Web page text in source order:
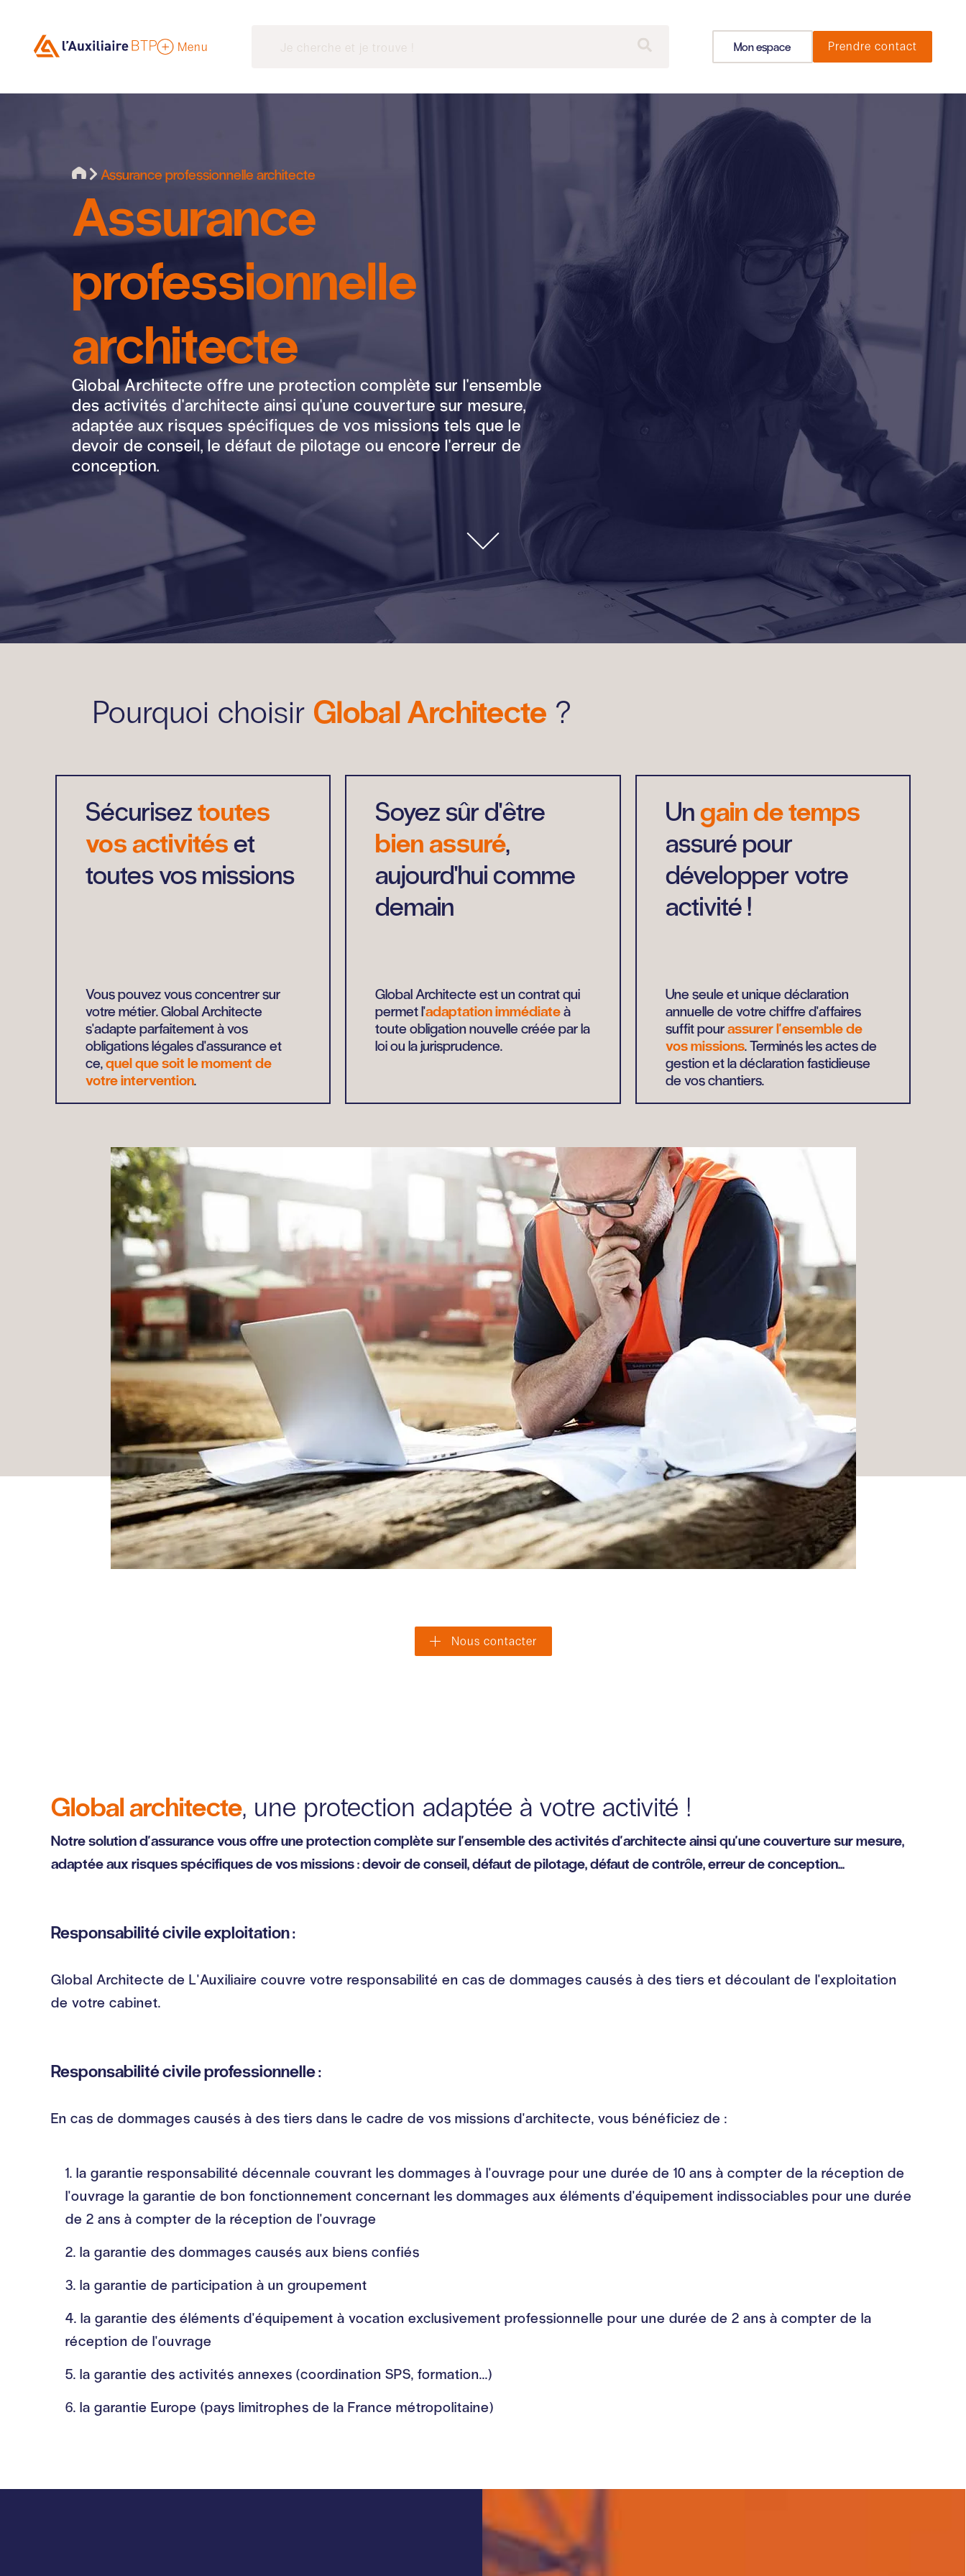
Menu Mon espace Prendre contact
Assurance professionnelle architecte
Assurance
professionnelle
architecte
Global Architecte offre une protection complète sur l'ensemble
des activités d'architecte ainsi qu'une couverture sur mesure,
adaptée aux risques spécifiques de vos missions tels que le
devoir de conseil, le défaut de pilotage ou encore l'erreur de
conception.
Pourquoi choisir Global Architecte ?
Sécuriseztoutes
vos activitéset
toutes vos missions
Vous pouvez vous concentrer sur
votre métier. Global Architecte
s'adapte parfaitement à vos
obligations légales d'assurance et
ce,quel que soit le moment de
votre intervention.
Soyez sûr d'être
bien assuré,
aujourd'hui comme
demain
Global Architecte est un contrat qui
permet l'adaptation immédiateà
toute obligation nouvelle créée par la
loi ou la jurisprudence.
Ungain de temps
assuré pour
développer votre
activité !
Une seule et unique déclaration
annuelle de votre chiffre d'affaires
suffit pourassurer l'ensemble de
vos missions. Terminés les actes de
gestion et la déclaration fastidieuse
de vos chantiers.
Nous contacter
Global architecte, une protection adaptée à votre activité !
Notre solution d'assurance vous offre une protection complète sur l'ensemble des activités d'architecte ainsi qu'une couverture sur mesure,
adaptée aux risques spécifiques de vos missions : devoir de conseil, défaut de pilotage, défaut de contrôle, erreur de conception...
Responsabilité civile exploitation :
Global Architecte de L'Auxiliaire couvre votre responsabilité en cas de dommages causés à des tiers et découlant de l'exploitation
de votre cabinet.
Responsabilité civile professionnelle :
En cas de dommages causés à des tiers dans le cadre de vos missions d'architecte, vous bénéficiez de :
la garantie responsabilité décennale couvrant les dommages à l'ouvrage pour une durée de 10 ans à compter de la réception de
l'ouvrage la garantie de bon fonctionnement concernant les dommages aux éléments d'équipement indissociables pour une durée
de 2 ans à compter de la réception de l'ouvrage
la garantie des dommages causés aux biens confiés
la garantie de participation à un groupement
la garantie des éléments d'équipement à vocation exclusivement professionnelle pour une durée de 2 ans à compter de la
réception de l'ouvrage
la garantie des activités annexes (coordination SPS, formation...)
la garantie Europe (pays limitrophes de la France métropolitaine)